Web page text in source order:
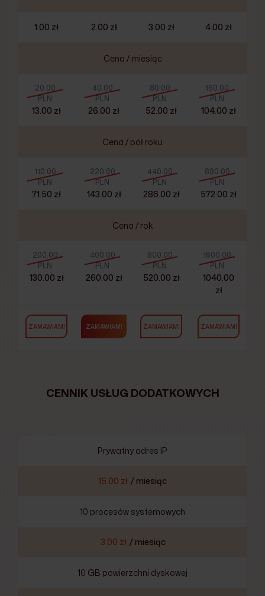
1.00 zł 2.00 zł 3.00 zł 4.00 zł
Cena / miesiąc
20.00
PLN
13.00 zł
40.00
PLN
26.00 zł
80.00
PLN
52.00 zł
160.00
PLN
104.00 zł
Cena / pół roku
110.00
PLN
71.50 zł
220.00
PLN
143.00 zł
440.00
PLN
286.00 zł
880.00
PLN
572.00 zł
Cena / rok
200.00
PLN
130.00 zł
400.00
PLN
260.00 zł
800.00
PLN
520.00 zł
1600.00
PLN
1040.00
zł
ZAMAWIAM! ZAMAWIAM! ZAMAWIAM! ZAMAWIAM!
CENNIK USŁUG DODATKOWYCH
Prywatny adres IP
15.00 zł / miesiąc
10 procesów systemowych
3.00 zł / miesiąc
10 GB powierzchni dyskowej